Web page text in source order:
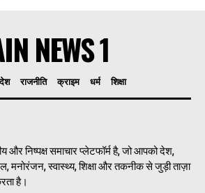
NEWS 1
राजनीति क्राइम धर्म शिक्षा
और निष्पक्ष समाचार प्लेटफॉर्म है, जो आपको देश,
मनोरंजन, स्वास्थ्य, शिक्षा और तकनीक से जुड़ी ताज़ा
है।